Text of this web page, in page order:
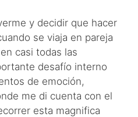
y decidir que hacer
se viaja en pareja
casi todas las
desafío interno
de emoción,
me di cuenta con el
esta magnifica